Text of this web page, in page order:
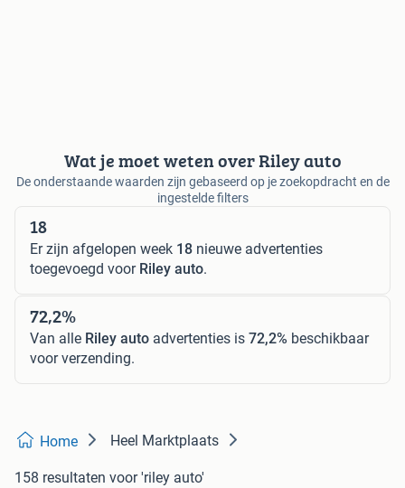
Wat je moet weten over Riley auto
De onderstaande waarden zijn gebaseerd op je zoekopdracht en de
ingestelde filters
18
Er zijn afgelopen week 18 nieuwe advertenties
toegevoegd voor Riley auto.
72,2%
Van alle Riley auto advertenties is 72,2% beschikbaar
voor verzending.
Home Heel Marktplaats
158 resultaten voor 'riley auto'